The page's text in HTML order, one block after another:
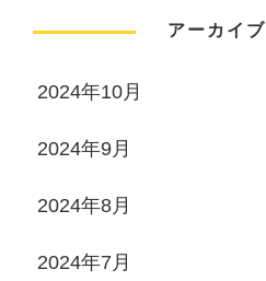
アーカイブ
2024年10月
2024年9月
2024年8月
2024年7月